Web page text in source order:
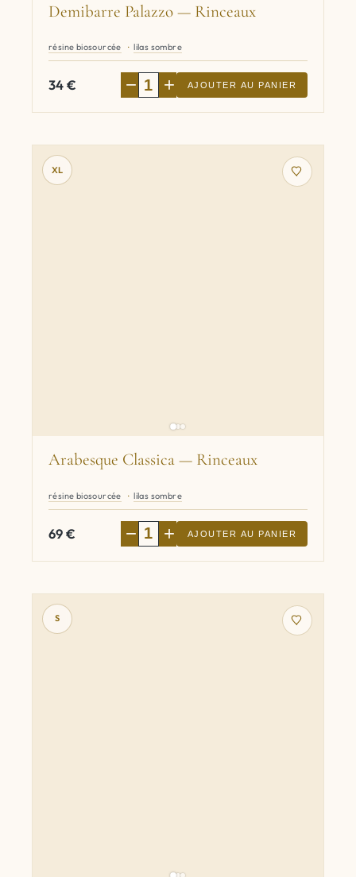
Demibarre Palazzo — Rinceaux
résine biosourcée lilas sombre
34€ − + AJOUTER AU PANIER
XL
Arabesque Classica — Rinceaux
résine biosourcée lilas sombre
69€ − + AJOUTER AU PANIER
S